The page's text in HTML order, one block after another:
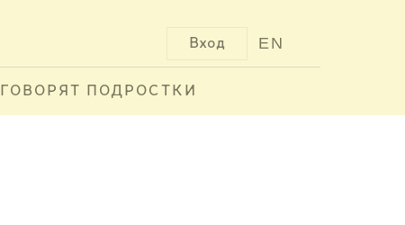
EN
Вход
ГОВОРЯТ ПОДРОСТКИ